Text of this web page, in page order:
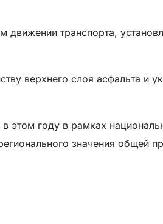
движении транспорта,
верхнего слоя асфальта и
этом году в рамках
значения общей